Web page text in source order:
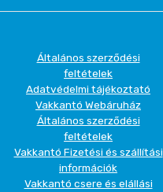
Általános szerződési
feltételek
Adatvédelmi tájékoztató
Vakkantó Webáruház
Általános szerződési
feltételek
Vakkantó Fizetési és szállítási
információk
Vakkantó csere és elállási